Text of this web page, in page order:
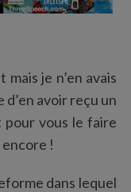
mais je n’en avais
avoir reçu un
pour vous le faire
encore !
dans lequel